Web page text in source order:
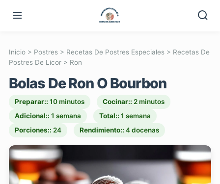
Inicio> Postres> Recetas De Postres Especiales> Recetas De
Postres De Licor> Ron
Bolas De Ron O Bourbon
Preparar:: 10 minutos Cocinar:: 2 minutos
Adicional:: 1 semana Total:: 1 semana
Porciones:: 24 Rendimiento:: 4 docenas